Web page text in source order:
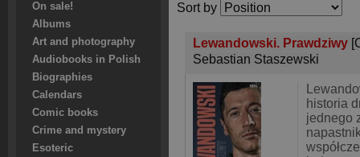
On sale!
Albums
Art and photography
Audiobooks in Polish
Biographies
Calendars
Comic books
Crime and mystery
Esoteric
Sort by
Lewandowski. Prawdziwy
Sebastian Staszewski
historia
jednego